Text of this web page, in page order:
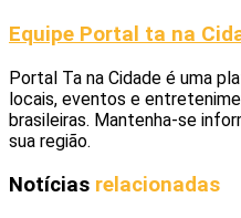
Equipe Portal ta na
Portal Ta na Cidade é uma
locais, eventos e
brasileiras. Mantenha-se
sua região.
Notícias relacionadas